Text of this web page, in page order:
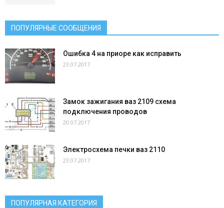
ПОПУЛЯРНЫЕ СООБЩЕНИЯ
Ошибка 4 на приоре как исправить
23.07.2017
Замок зажигания ваз 2109 схема
подключения проводов
20.07.2017
Электросхема печки ваз 2110
23.07.2017
ПОПУЛЯРНАЯ КАТЕГОРИЯ